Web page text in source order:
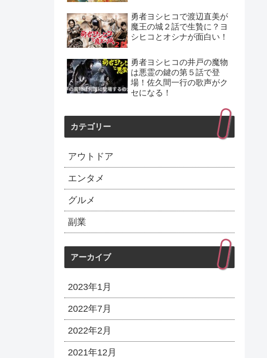
勇者ヨシヒコで渡辺直美が
魔王の城２話で生贄に？ヨ
シヒコとオシナが面白い！
勇者ヨシヒコの井戸の魔物
は悪霊の鍵の第５話で登
場！佐久間一行の歌声がク
セになる！
カテゴリー
アウトドア
エンタメ
グルメ
副業
アーカイブ
2023年1月
2022年7月
2022年2月
2021年12月